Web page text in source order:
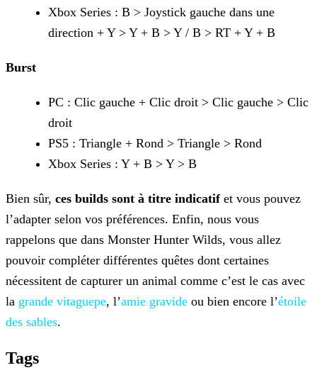
Xbox Series : B > Joystick gauche dans une
direction + Y > Y + B > Y / B > RT + Y + B
Burst
PC : Clic gauche + Clic droit > Clic gauche > Clic
droit
PS5 : Triangle + Rond > Triangle > Rond
Xbox Series : Y + B > Y > B
Bien sûr, ces builds sont à titre indicatifet vous pouvez
l’adapter selon vos préférences. Enfin, nous vous
rappelons que dans Monster Hunter Wilds, vous allez
pouvoir compléter différentes quêtes dont certaines
nécessitent de capturer un animal comme c’est le cas avec
la grande vitaguepe, l’amie gravide ou bien encore l’étoile
des sables.
Tags